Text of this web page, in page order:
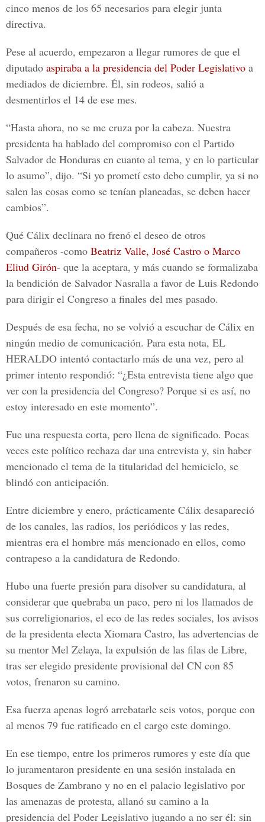
cinco menos de los 65 necesarios para elegir junta
directiva.
Pese al acuerdo, empezaron a llegar rumores de que el
diputado aspiraba a la presidencia del Poder Legislativo a
mediados de diciembre. Él, sin rodeos, salió a
desmentirlos el 14 de ese mes.
“Hasta ahora, no se me cruza por la cabeza. Nuestra
presidenta ha hablado del compromiso con el Partido
Salvador de Honduras en cuanto al tema, y en lo particular
lo asumo”, dijo. “Si yo prometí esto debo cumplir, ya si no
salen las cosas como se tenían planeadas, se deben hacer
cambios”.
Qué Cálix declinara no frenó el deseo de otros
compañeros -como Beatriz Valle, José Castro o Marco
Eliud Girón- que la aceptara, y más cuando se formalizaba
la bendición de Salvador Nasralla a favor de Luis Redondo
para dirigir el Congreso a finales del mes pasado.
Después de esa fecha, no se volvió a escuchar de Cálix en
ningún medio de comunicación. Para esta nota, EL
HERALDO intentó contactarlo más de una vez, pero al
primer intento respondió: “¿Esta entrevista tiene algo que
ver con la presidencia del Congreso? Porque si es así, no
estoy interesado en este momento”.
Fue una respuesta corta, pero llena de significado. Pocas
veces este político rechaza dar una entrevista y, sin haber
mencionado el tema de la titularidad del hemiciclo, se
blindó con anticipación.
Entre diciembre y enero, prácticamente Cálix desapareció
de los canales, las radios, los periódicos y las redes,
mientras era el hombre más mencionado en ellos, como
contrapeso a la candidatura de Redondo.
Hubo una fuerte presión para disolver su candidatura, al
considerar que quebraba un paco, pero ni los llamados de
sus correligionarios, el eco de las redes sociales, los avisos
de la presidenta electa Xiomara Castro, las advertencias de
su mentor Mel Zelaya, la expulsión de las filas de Libre,
tras ser elegido presidente provisional del CN con 85
votos, frenaron su camino.
Esa fuerza apenas logró arrebatarle seis votos, porque con
al menos 79 fue ratificado en el cargo este domingo.
En ese tiempo, entre los primeros rumores y este día que
lo juramentaron presidente en una sesión instalada en
Bosques de Zambrano y no en el palacio legislativo por
las amenazas de protesta, allanó su camino a la
presidencia del Poder Legislativo jugando a no ser él: sin